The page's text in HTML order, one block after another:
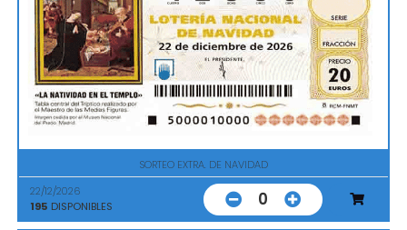
SORTEO EXTRA. DE NAVIDAD
22/12/2026
195 DISPONIBLES 0